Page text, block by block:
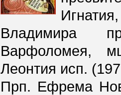
Владимира
Варфоломея,
Леонтия исп.
Прп. Ефрема